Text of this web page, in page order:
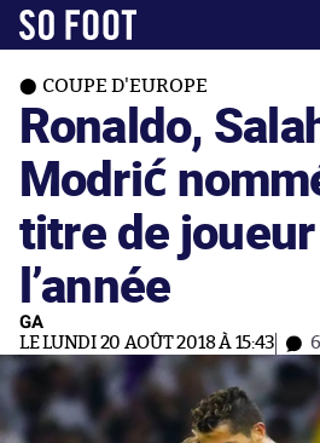
COUPE D'EUROPE
Ronaldo,
Modrić
titre de joueur
l’année
GA
LE LUNDI 20 AOÛT 2018 À 15:43